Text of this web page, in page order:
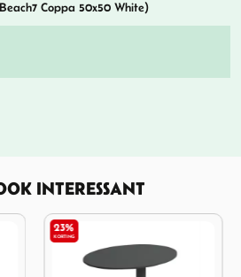
Coppa 50x50 White)
INTERESSANT